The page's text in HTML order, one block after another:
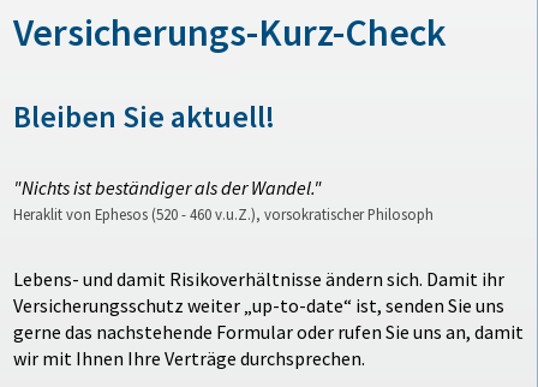
Versicherungs-Kurz-Check
Bleiben Sie aktuell!
"Nichts ist beständiger als der Wandel."
Heraklit von Ephesos (520 - 460 v.u.Z.), vorsokratischer Philosoph
Lebens- und damit Risikoverhältnisse ändern sich. Damit ihr
Versicherungsschutz weiter „up-to-date“ ist, senden Sie uns
gerne das nachstehende Formular oder rufen Sie uns an, damit
wir mit Ihnen Ihre Verträge durchsprechen.